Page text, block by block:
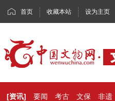
首页 收藏本站 设为主页
[资讯] 要闻 考古 文保 非遗